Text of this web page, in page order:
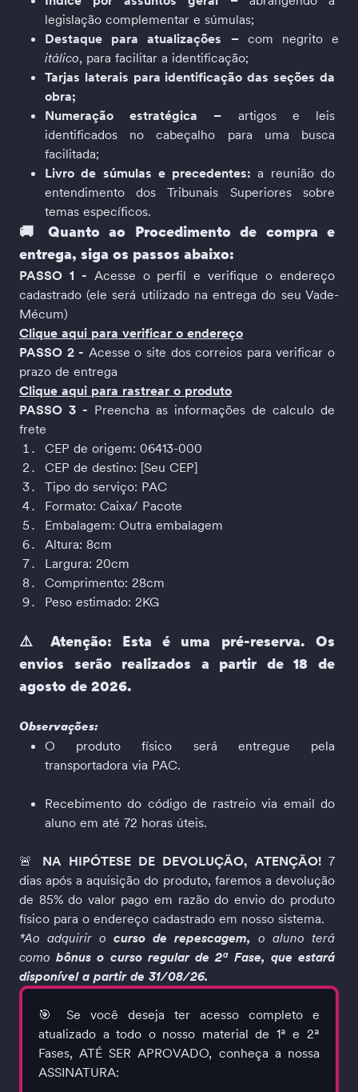
legislação complementar e súmulas;
Destaque para atualizações
– com negrito e
itálico, para facilitar a identificação;
Tarjas laterais para identificação das seções da
obra;
Numeração estratégica
– artigos e leis
identificados no cabeçalho para uma busca
facilitada;
Livro de súmulas e precedentes: a reunião do
entendimento dos Tribunais Superiores sobre
temas específicos.
🚚 Quanto ao Procedimento de compra e
entrega, siga os passos abaixo:
PASSO 1 - Acesse o perfil e verifique o endereço
cadastrado (ele será utilizado na entrega do seu Vade-
Mécum)
Clique aqui para verificar o endereço
PASSO 2 - Acesse o site dos correios para verificar o
prazo de entrega
Clique aqui para rastrear o produto
PASSO 3 - Preencha as informações de calculo de
frete
CEP de origem: 06413-000
CEP de destino: [Seu CEP]
Tipo do serviço: PAC
Formato: Caixa/ Pacote
Embalagem: Outra embalagem
Altura: 8cm
Largura: 20cm
Comprimento: 28cm
Peso estimado: 2KG
⚠️ Atenção: Esta é uma pré-reserva. Os
envios serão realizados a partir de 18 de
agosto de 2026.
Observações:
O produto físico será entregue pela
transportadora via PAC.
Recebimento do código de rastreio via email do
aluno em até 72 horas úteis.
🚨 NA HIPÓTESE DE DEVOLUÇÃO, ATENÇÃO! 7
dias após a aquisição do produto, faremos a devolução
de 85% do valor pago em razão do envio do produto
físico para o endereço cadastrado em nosso sistema.
*Ao adquirir o curso de repescagem, o aluno terá
como bônus o curso regular de 2ª Fase, que estará
disponível a partir de 31/08/26.
🎯 Se você deseja ter acesso completo e
atualizado a todo o nosso material de 1ª e 2ª
Fases, ATÉ SER APROVADO, conheça a nossa
ASSINATURA: